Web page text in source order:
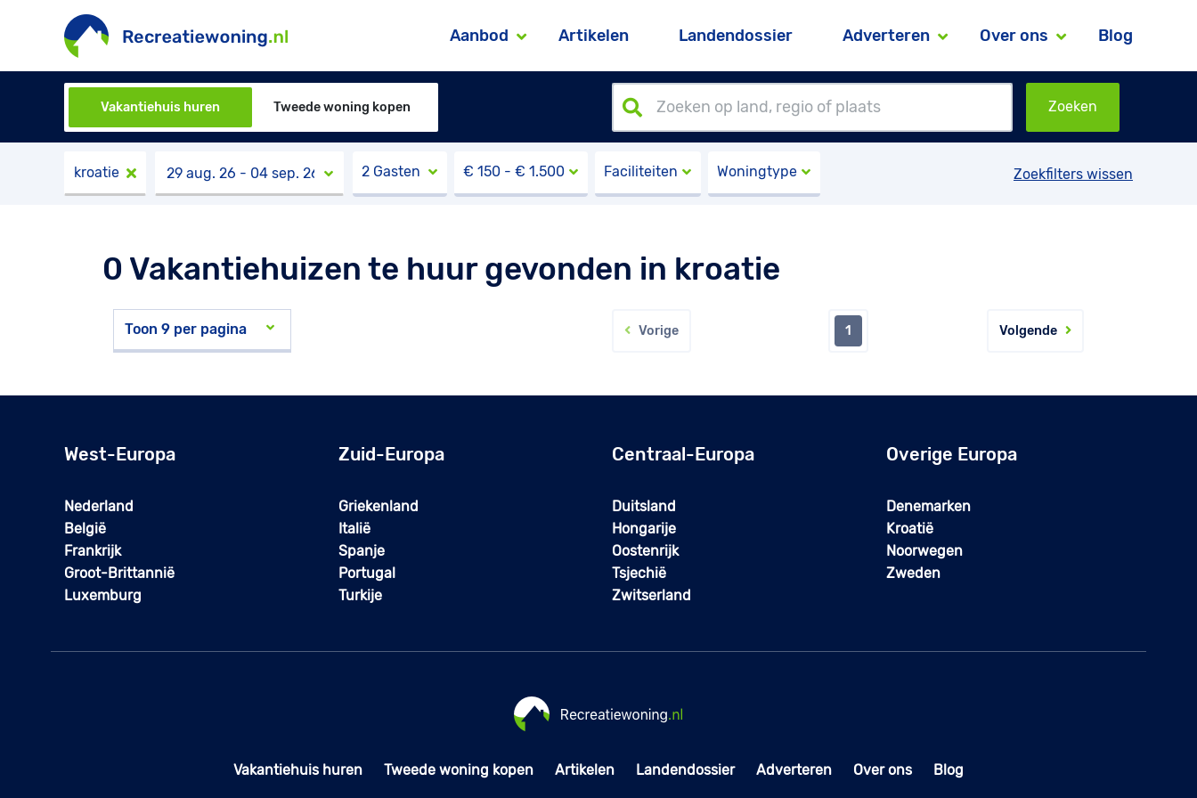
Aanbod Artikelen Landendossier Adverteren Over ons Blog
Vakantiehuis huren Tweede woning kopen Zoeken
kroatie 2 Gasten € 150 - € 1.500 Faciliteiten Woningtype Zoekfilters wissen
0 Vakantiehuizen te huur gevonden in kroatie
Vorige 1 Volgende
West-Europa
Nederland
België
Frankrijk
Groot-Brittannië
Luxemburg
Zuid-Europa
Griekenland
Italië
Spanje
Portugal
Turkije
Centraal-Europa
Duitsland
Hongarije
Oostenrijk
Tsjechië
Zwitserland
Overige Europa
Denemarken
Kroatië
Noorwegen
Zweden
Vakantiehuis huren Tweede woning kopen Artikelen Landendossier Adverteren Over ons Blog